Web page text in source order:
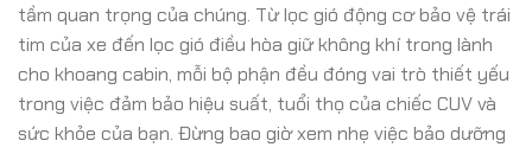
tầm quan trọng của chúng. Từ lọc gió động cơ bảo vệ trái
tim của xe đến lọc gió điều hòa giữ không khí trong lành
cho khoang cabin, mỗi bộ phận đều đóng vai trò thiết yếu
trong việc đảm bảo hiệu suất, tuổi thọ của chiếc CUV và
sức khỏe của bạn. Đừng bao giờ xem nhẹ việc bảo dưỡng